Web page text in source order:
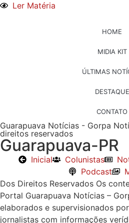
Ler Matéria
HOME
MIDIA KIT
ÚLTIMAS
DESTAQUE
CONTATO
Guarapuava Notícias - Gorpa
direitos reservados
Guarapuava-PR
Inicial Colunistas
Podcast
Dos Direitos Reservados Os
Portal Guarapuava Notícias –
elaborados e supervisionados
jornalistas com informações